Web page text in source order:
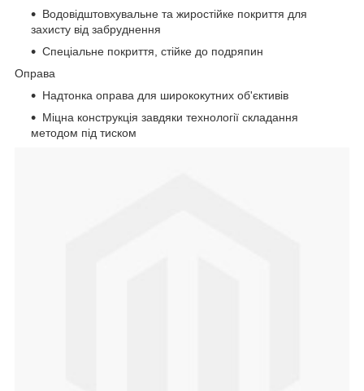
Водовідштовхувальне та жиростійке покриття для
захисту від забруднення
Спеціальне покриття, стійке до подряпин
Оправа
Надтонка оправа для ширококутних об'єктивів
Міцна конструкція завдяки технології складання
методом під тиском